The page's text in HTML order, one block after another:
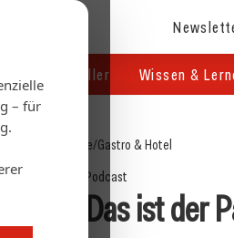
– für
& Hersteller Wissen &
Startseite/Gastro & Hotel
Podcast
Das ist der